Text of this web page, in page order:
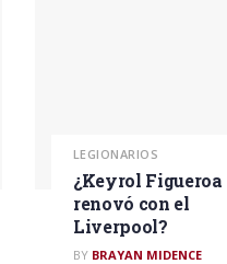
LEGIONARIOS
¿Keyrol Figueroa
renovó con el
Liverpool?
BY BRAYAN MIDENCE